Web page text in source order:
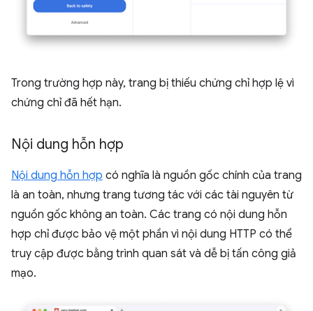
Trong trường hợp này, trang bị thiếu chứng chỉ hợp lệ vì
chứng chỉ đã hết hạn.
Nội dung hỗn hợp
Nội dung hỗn hợp có nghĩa là nguồn gốc chính của trang
là an toàn, nhưng trang tương tác với các tài nguyên từ
nguồn gốc không an toàn. Các trang có nội dung hỗn
hợp chỉ được bảo vệ một phần vì nội dung HTTP có thể
truy cập được bằng trình quan sát và dễ bị tấn công giả
mạo.